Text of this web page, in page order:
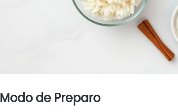
Modo de Preparo